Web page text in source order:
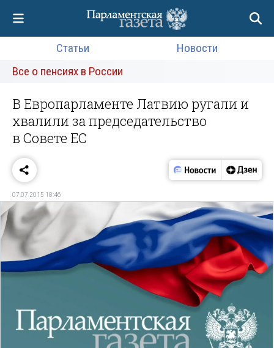
Статьи
Новости
Все о пенсиях в России
В Европарламенте Латвию ругали и
хвалили за председательство
в Совете ЕС
07.07.2015 18:46